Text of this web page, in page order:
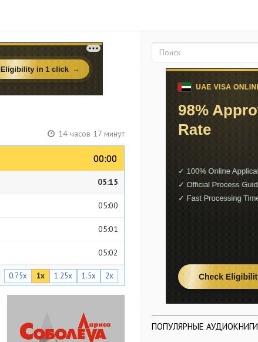
14 часов 17 минут
00:00
00:00
05:15
05:00
05:01
05:02
05:00
05:03
0.75x 1x 1.25x 1.5x 2x
ПОПУЛЯРНЫЕ АУДИОКНИГИ